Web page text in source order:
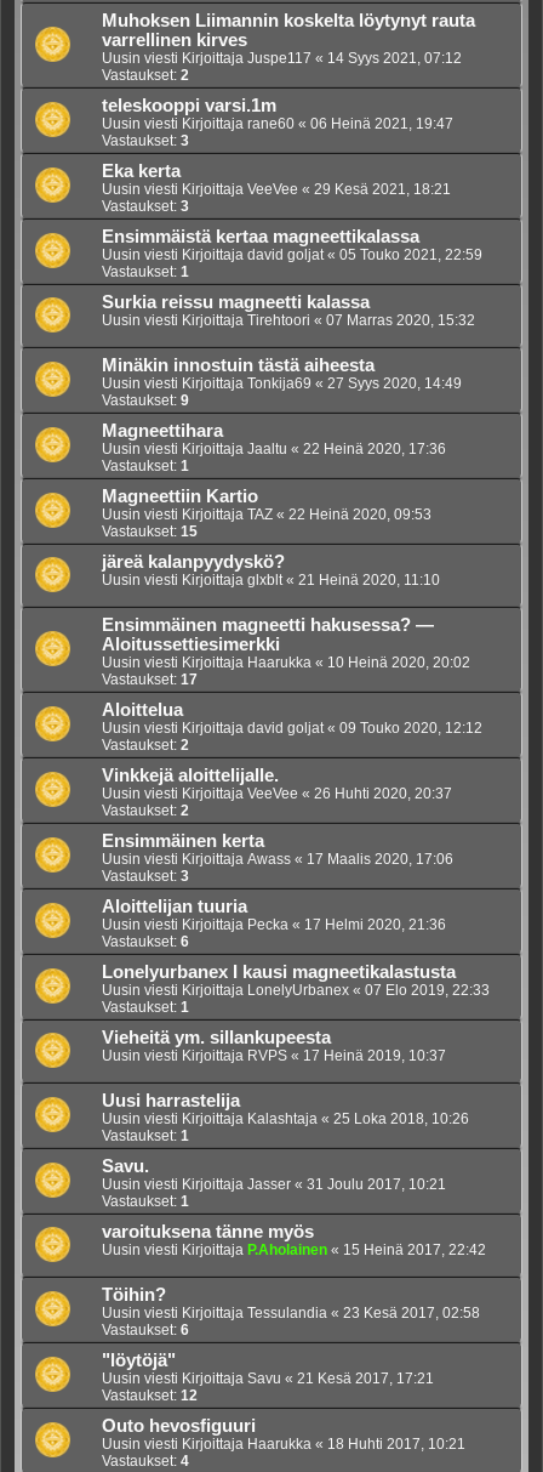
Muhoksen Liimannin koskelta löytynyt rauta
varrellinen kirves
Uusin viesti Kirjoittaja Juspe117 « 14 Syys 2021, 07:12
Vastaukset: 2
teleskooppi varsi.1m
Uusin viesti Kirjoittaja rane60 « 06 Heinä 2021, 19:47
Vastaukset: 3
Eka kerta
Uusin viesti Kirjoittaja VeeVee « 29 Kesä 2021, 18:21
Vastaukset: 3
Ensimmäistä kertaa magneettikalassa
Uusin viesti Kirjoittaja david goljat« 05 Touko 2021, 22:59
Vastaukset: 1
Surkia reissu magneetti kalassa
Uusin viesti Kirjoittaja Tirehtoori « 07 Marras 2020, 15:32
Minäkin innostuin tästä aiheesta
Uusin viesti Kirjoittaja Tonkija69 « 27 Syys 2020, 14:49
Vastaukset: 9
Magneettihara
Uusin viesti Kirjoittaja Jaaltu « 22 Heinä 2020, 17:36
Vastaukset: 1
Magneettiin Kartio
Uusin viesti Kirjoittaja TAZ « 22 Heinä 2020, 09:53
Vastaukset: 15
järeä kalanpyydyskö?
Uusin viesti Kirjoittaja glxblt« 21 Heinä 2020, 11:10
Ensimmäinen magneetti hakusessa? —
Aloitussettiesimerkki
Uusin viesti Kirjoittaja Haarukka « 10 Heinä 2020, 20:02
Vastaukset: 17
Aloittelua
Uusin viesti Kirjoittaja david goljat« 09 Touko 2020, 12:12
Vastaukset: 2
Vinkkejä aloittelijalle.
Uusin viesti Kirjoittaja VeeVee « 26 Huhti 2020, 20:37
Vastaukset: 2
Ensimmäinen kerta
Uusin viesti Kirjoittaja Awass « 17 Maalis 2020, 17:06
Vastaukset: 3
Aloittelijan tuuria
Uusin viesti Kirjoittaja Pecka « 17 Helmi 2020, 21:36
Vastaukset: 6
Lonelyurbanex I kausi magneetikalastusta
Uusin viesti Kirjoittaja LonelyUrbanex « 07 Elo 2019, 22:33
Vastaukset: 1
Vieheitä ym. sillankupeesta
Uusin viesti Kirjoittaja RVPS « 17 Heinä 2019, 10:37
Uusi harrastelija
Uusin viesti Kirjoittaja Kalashtaja « 25 Loka 2018, 10:26
Vastaukset: 1
Savu.
Uusin viesti Kirjoittaja Jasser « 31 Joulu 2017, 10:21
Vastaukset: 1
varoituksena tänne myös
Uusin viesti Kirjoittaja P.Aholainen « 15 Heinä 2017, 22:42
Töihin?
Uusin viesti Kirjoittaja Tessulandia « 23 Kesä 2017, 02:58
Vastaukset: 6
"löytöjä"
Uusin viesti Kirjoittaja Savu « 21 Kesä 2017, 17:21
Vastaukset: 12
Outo hevosfiguuri
Uusin viesti Kirjoittaja Haarukka « 18 Huhti 2017, 10:21
Vastaukset: 4